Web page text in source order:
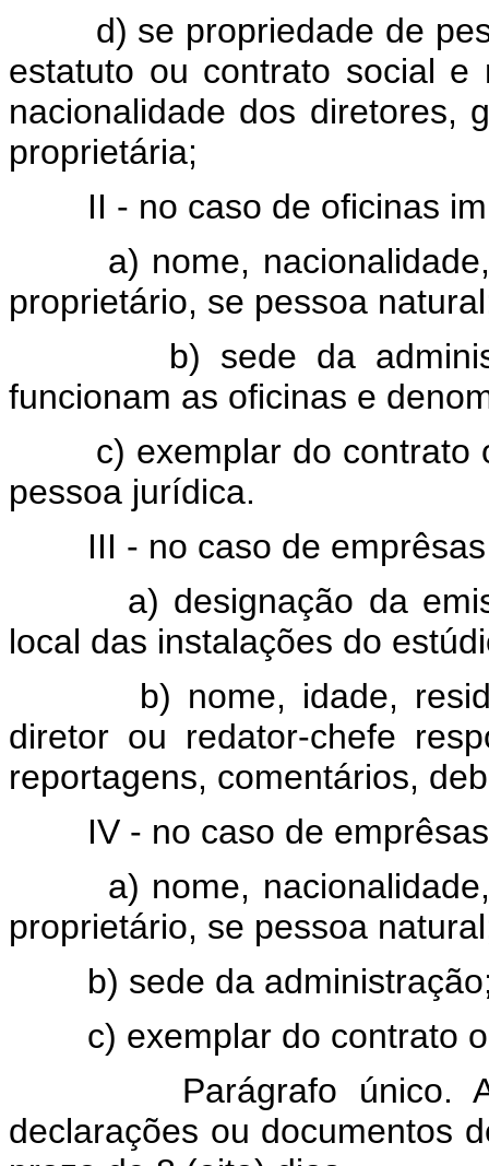
d) se propriedade de
estatuto ou contrato social
nacionalidade dos diretores,
proprietária;
II - no caso de oficinas
a) nome, nacionalidade,
proprietário, se pessoa
b) sede da
funcionam as oficinas e
c) exemplar do contrato
pessoa jurídica.
III - no caso de emprêsas
a) designação da
local das instalações do
b) nome, idade,
diretor ou redator-chefe
reportagens, comentários,
IV - no caso de emprêsas
a) nome, nacionalidade,
proprietário, se pessoa
b) sede da
c) exemplar do contrato
Parágrafo único. As
declarações ou documentos